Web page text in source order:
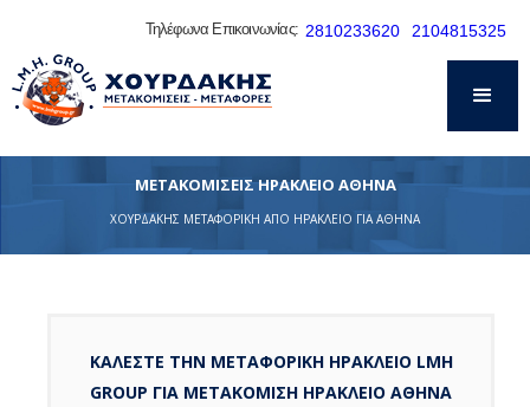
Τηλέφωνα Επικοινωνίας: 2810233620 2104815325
ΜΕΤΑΚΟΜΙΣΕΙΣ ΗΡΑΚΛΕΙΟ ΑΘΗΝΑ
ΧΟΥΡΔΑΚΗΣ ΜΕΤΑΦΟΡΙΚΗ ΑΠΟ ΗΡΑΚΛΕΙΟ ΓΙΑ ΑΘΗΝΑ
ΚΑΛΕΣΤΕ ΤΗΝ ΜΕΤΑΦΟΡΙΚΗ ΗΡΑΚΛΕΙΟ LMH
GROUP ΓΙΑ ΜΕΤΑΚΟΜΙΣΗ ΗΡΑΚΛΕΙΟ ΑΘΗΝΑ